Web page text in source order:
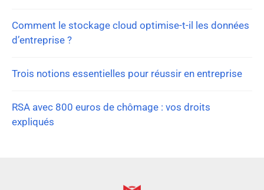
Comment le stockage cloud optimise-t-il les données
d’entreprise ?
Trois notions essentielles pour réussir en entreprise
RSA avec 800 euros de chômage : vos droits
expliqués